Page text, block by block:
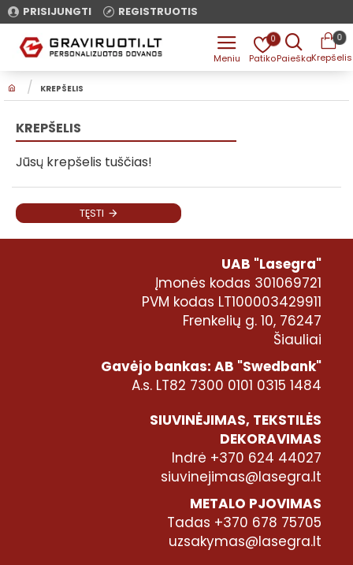
PRISIJUNGTI REGISTRUOTIS
0 0
O
E
KREPŠELIS
KREPŠELIS
Jūsų krepšelis tuščias!
TĘSTI
UAB "Lasegra"
Įmonės kodas 301069721
PVM kodas LT100003429911
Frenkelių g. 10, 76247
Šiauliai
Gavėjo bankas: AB "Swedbank"
A.s. LT82 7300 0101 0315 1484
SIUVINĖJIMAS, TEKSTILĖS
DEKORAVIMAS
Indrė +370 624 44027
siuvinejimas@lasegra.lt
METALO PJOVIMAS
Tadas +370 678 75705
uzsakymas@lasegra.lt